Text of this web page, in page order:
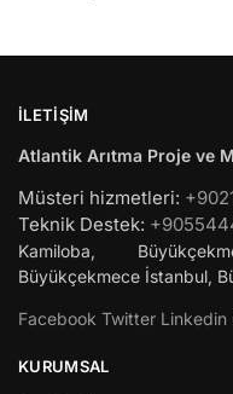
İLETIŞIM
Atlantik Arıtma Proje ve
Müsteri hizmetleri:
Teknik Destek:
Kamiloba,
Büyükçekmece İstanbul,
Facebook Twitter Linkedin
KURUMSAL